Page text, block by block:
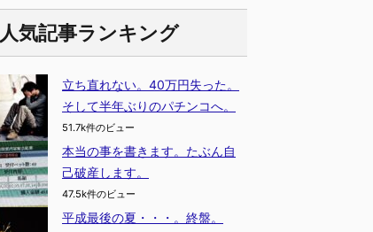
人気記事ランキング
立ち直れない。40万円失った。
そして半年ぶりのパチンコへ。
51.7k件のビュー
本当の事を書きます。たぶん自
己破産します。
47.5k件のビュー
平成最後の夏・・・。終盤。